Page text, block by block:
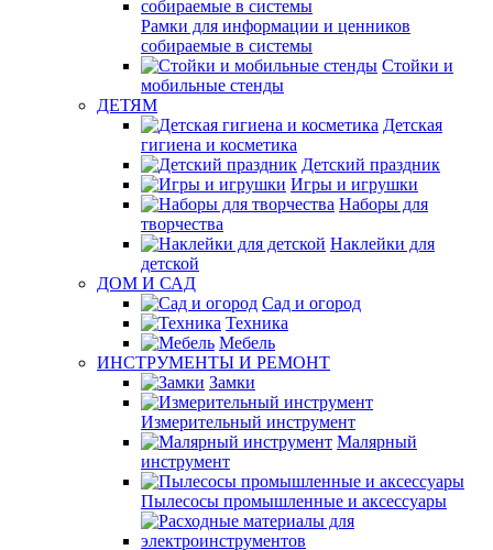
Рамки для информации и ценников
собираемые в системы
Стойки и
мобильные стенды
ДЕТЯМ
Детская
гигиена и косметика
Детский праздник
Игры и игрушки
Наборы для
творчества
Наклейки для
детской
ДОМ И САД
Сад и огород
Техника
Мебель
ИНСТРУМЕНТЫ И РЕМОНТ
Замки
Измерительный инструмент
Малярный
инструмент
Пылесосы промышленные и аксессуары